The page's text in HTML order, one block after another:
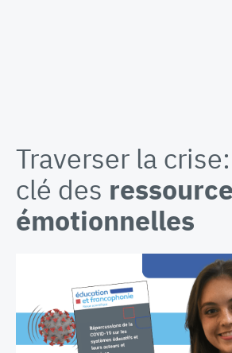
Traverser la
clé des
émotionnelles